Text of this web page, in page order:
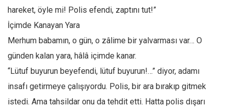
hareket, öyle mi! Polis efendi, zaptını tut!”
İçimde Kanayan Yara
Merhum babamın, o gün, o zâlime bir yalvarması var… O
günden kalan yara, hâlâ içimde kanar.
“Lütuf buyurun beyefendi, lütuf buyurun!…” diyor, adamı
insafı getirmeye çalışıyordu. Polis, bir ara bırakıp gitmek
istedi. Ama tahsildar onu da tehdit etti. Hatta polis dışarı